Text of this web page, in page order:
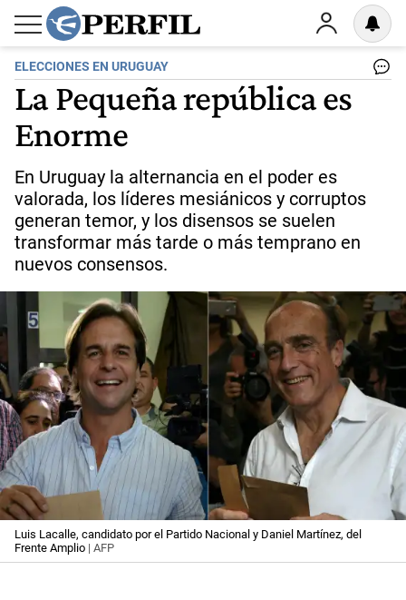
ELECCIONES EN URUGUAY
La Pequeña república es
Enorme
En Uruguay la alternancia en el poder es
valorada, los líderes mesiánicos y corruptos
generan temor, y los disensos se suelen
transformar más tarde o más temprano en
nuevos consensos.
Luis Lacalle, candidato por el Partido Nacional y Daniel Martínez, del
Frente Amplio | AFP